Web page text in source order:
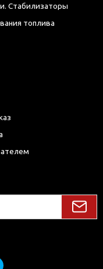
Стабилизаторы
топлива